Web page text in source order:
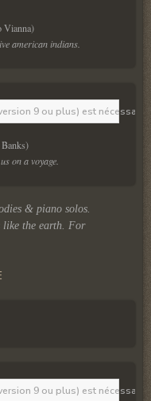
3:30 (OC Banks/Joao Velloso Vianna)
american indians.
9 ou plus) est
1:24 (Laurent Sigrist/OC Banks)
on a voyage.
& piano solos.
like the earth. For
9 ou plus) est